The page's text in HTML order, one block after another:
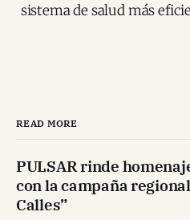
sistema de salud más
READ MORE
PULSAR rinde
con la campaña
Calles”